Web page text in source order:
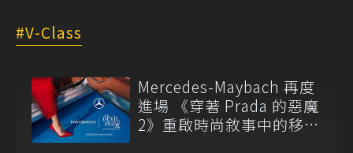
V-Class
Mercedes-Maybach 再度
進場 《穿著 Prada 的惡魔
2》重啟時尚敘事中的移動